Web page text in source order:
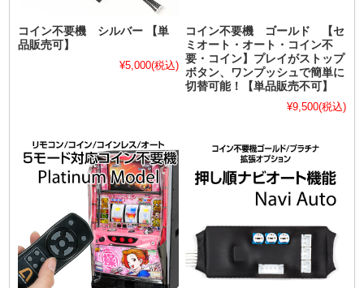
コイン不要機 シルバー 【単
品販売可】
¥5,000(税込)
コイン不要機 ゴールド 【セ
ミオート・オート・コイン不
要・コイン】プレイがストップ
ボタン、ワンプッシュで簡単に
切替可能！【単品販売不可】
¥9,500(税込)